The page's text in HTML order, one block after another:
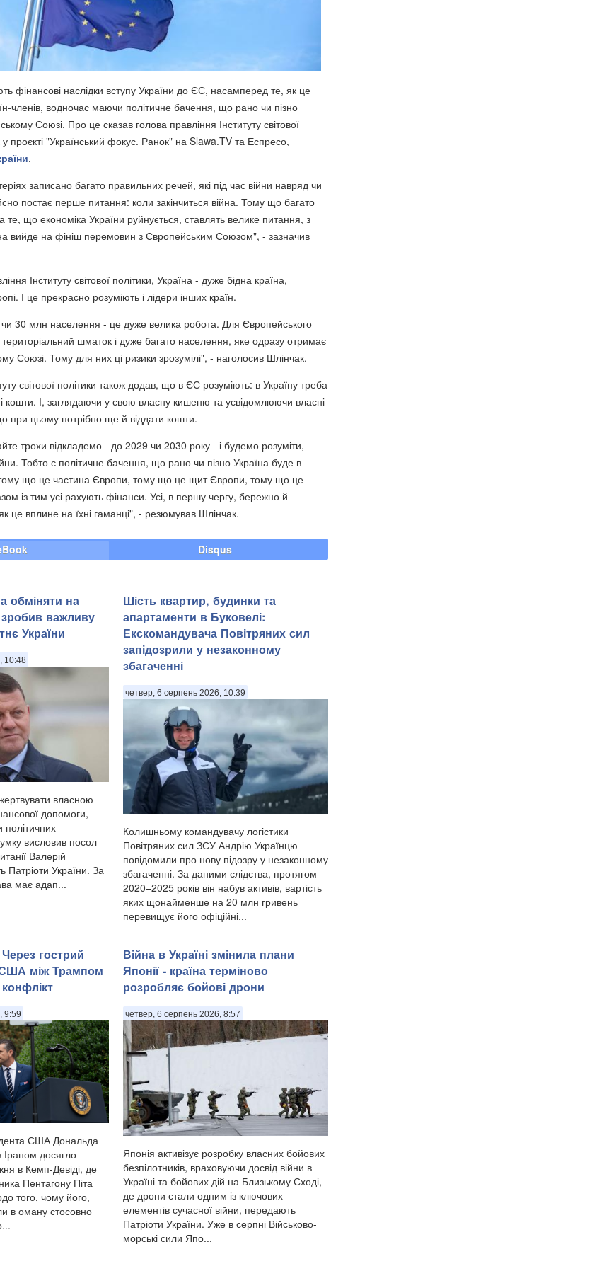
фінансові наслідки вступу України до ЄС, насамперед те, як це
членів, водночас маючи політичне бачення, що рано чи пізно
Союзі. Про це сказав голова правління Інституту світової
у проєкті "Український фокус. Ранок" на Slawa.TV та Еспресо,
.
записано багато правильних речей, які під час війни навряд чи
постає перше питання: коли закінчиться війна. Тому що багато
те, що економіка України руйнується, ставлять велике питання, з
вийде на фініш перемовин з Європейським Союзом", - зазначив
Інституту світової політики, Україна - дуже бідна країна,
І це прекрасно розуміють і лідери інших країн.
30 млн населення - це дуже велика робота. Для Європейського
шматок і дуже багато населення, яке одразу отримає
Союзі. Тому для них ці ризики зрозумілі", - наголосив Шлінчак.
світової політики також додав, що в ЄС розуміють: в Україну треба
кошти. І, заглядаючи у свою власну кишеню та усвідомлюючи власні
при цьому потрібно ще й віддати кошти.
трохи відкладемо - до 2029 чи 2030 року - і будемо розуміти,
Тобто є політичне бачення, що рано чи пізно Україна буде в
що це частина Європи, тому що це щит Європи, тому що це
із тим усі рахують фінанси. Усі, в першу чергу, бережно й
це вплине на їхні гаманці", - резюмував Шлінчак.
Disqus
обміняти на
важливу
України
10:48
власною
допомоги,
політичних
висловив посол
Валерій
України. За
має адап...
Шість квартир, будинки та
апартаменти в Буковелі:
Екскомандувача Повітряних сил
запідозрили у незаконному
збагаченні
четвер, 6 серпень 2026, 10:39
Колишньому командувачу логістики
Повітряних сил ЗСУ Андрію Українцю
повідомили про нову підозру у незаконному
збагаченні. За даними слідства, протягом
2020–2025 років він набув активів, вартість
яких щонайменше на 20 млн гривень
перевищує його офіційні...
гострий
між Трампом
9:59
США Дональда
досягло
в Кемп-Девіді, де
Пентагону Піта
того, чому його,
в оману стосовно
Війна в Україні змінила плани
Японії - країна терміново
розробляє бойові дрони
четвер, 6 серпень 2026, 8:57
Японія активізує розробку власних бойових
безпілотників, враховуючи досвід війни в
Україні та бойових дій на Близькому Сході,
де дрони стали одним із ключових
елементів сучасної війни, передають
Патріоти України. Уже в серпні Військово-
морські сили Япо...